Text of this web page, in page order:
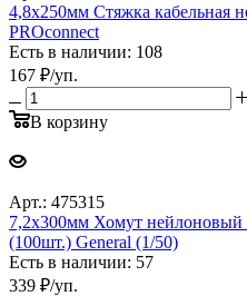
4,8х250мм Стяжка кабельная
PROconnect
Есть в наличии: 108
167 ₽/уп.
В корзину
Арт.: 475315
7,2х300мм Хомут
(100шт.) General (1/50)
Есть в наличии: 57
339 ₽/уп.